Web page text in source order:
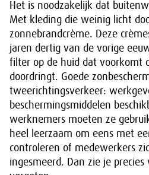
Het is noodzakelijk dat
Met kleding die weinig licht
zonnebrandcrème. Deze
jaren dertig van de vorige
filter op de huid dat voorkomt
doordringt. Goede
tweerichtingsverkeer:
beschermingsmiddelen
werknemers moeten ze
heel leerzaam om eens met
controleren of medewerkers
ingesmeerd. Dan zie je